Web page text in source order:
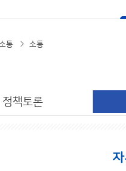
통 소통
정책토론